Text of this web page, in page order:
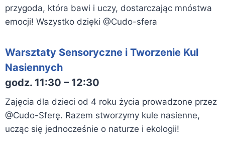
przygoda, która bawi i uczy, dostarczając mnóstwa
emocji! Wszystko dzięki @Cudo-sfera
Warsztaty Sensoryczne i Tworzenie Kul
Nasiennych
godz. 11:30 – 12:30
Zajęcia dla dzieci od 4 roku życia prowadzone przez
@Cudo-Sferę. Razem stworzymy kule nasienne,
ucząc się jednocześnie o naturze i ekologii!